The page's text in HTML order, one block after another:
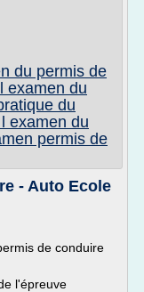
du permis de
examen du
du
examen du
permis de
- Auto Ecole
de conduire
l'épreuve